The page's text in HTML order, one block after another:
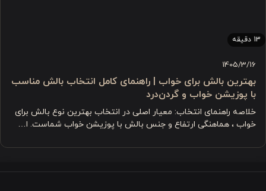
13 دقیقه
1405/3/16
بهترین بالش برای خواب | راهنمای کامل انتخاب بالش مناسب
با پوزیشن خواب و گردن‌درد
خلاصه راهنمای انتخاب: معیار اصلی در انتخاب بهترین نوع بالش برای
خواب ، هماهنگی ارتفاع و جنس بالش با پوزیشن خواب شماست. ا…